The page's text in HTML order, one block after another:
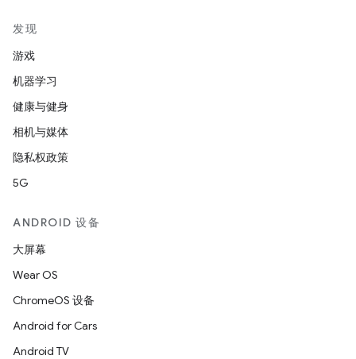
发现
游戏
机器学习
健康与健身
相机与媒体
隐私权政策
5G
ANDROID 设备
大屏幕
Wear OS
ChromeOS 设备
Android for Cars
Android TV